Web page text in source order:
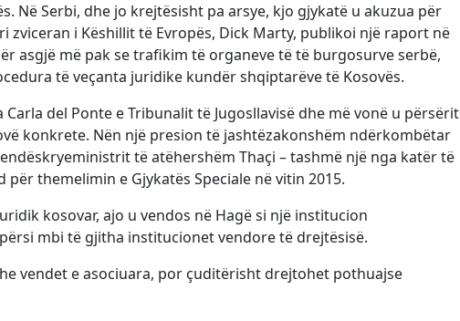
Në Serbi, dhe jo krejtësisht pa arsye, kjo gjykatë u akuzua për
zviceran i Këshillit të Evropës, Dick Marty, publikoi një raport në
asgjë më pak se trafikim të organeve të të burgosurve serbë,
të veçanta juridike kundër shqiptarëve të Kosovës.
del Ponte e Tribunalit të Jugosllavisë dhe më vonë u përsërit
konkrete. Nën një presion të jashtëzakonshëm ndërkombëtar
të atëhershëm Thaçi – tashmë një nga katër të
themelimin e Gjykatës Speciale në vitin 2015.
kosovar, ajo u vendos në Hagë si një institucion
mbi të gjitha institucionet vendore të drejtësisë.
vendet e asociuara, por çuditërisht drejtohet pothuajse